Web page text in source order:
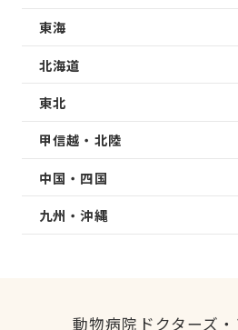
東海
北海道
東北
甲信越・北陸
中国・四国
九州・沖縄
動物病院ドクターズ・